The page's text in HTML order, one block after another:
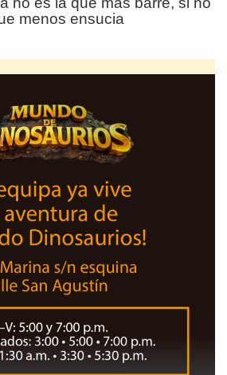
menos ensucia